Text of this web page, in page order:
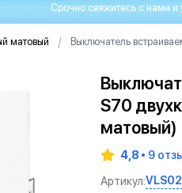
Срочно свяжитесь с нами и
матовый / Выключатель
S70
матовый)
4,8 9
Артикул: